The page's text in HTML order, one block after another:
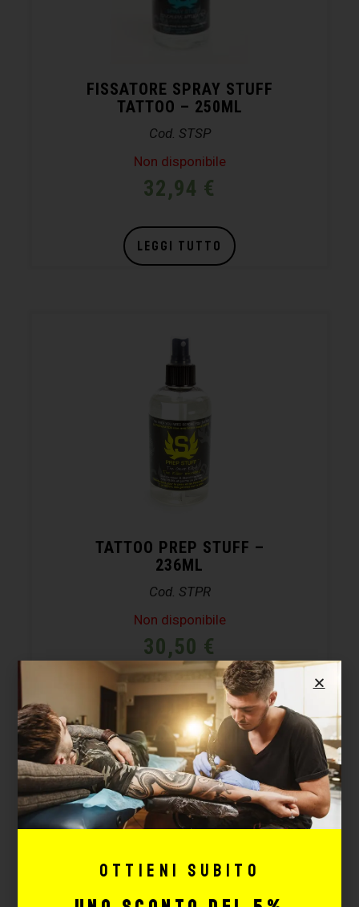
FISSATORE SPRAY STUFF
TATTOO – 250ML
Cod. STSP
Non disponibile
32,94 €
LEGGI TUTTO
TATTOO PREP STUFF –
236ML
Cod. STPR
Non disponibile
30,50 €
LEGGI TUTTO
Ottieni subito